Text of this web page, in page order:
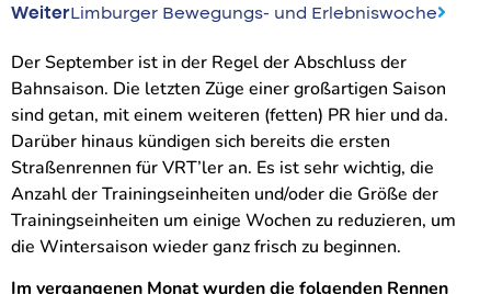
WeiterLimburger Bewegungs- und Erlebniswoche
Der September ist in der Regel der Abschluss der
Bahnsaison. Die letzten Züge einer großartigen Saison
sind getan, mit einem weiteren (fetten) PR hier und da.
Darüber hinaus kündigen sich bereits die ersten
Straßenrennen für VRT’ler an. Es ist sehr wichtig, die
Anzahl der Trainingseinheiten und/oder die Größe der
Trainingseinheiten um einige Wochen zu reduzieren, um
die Wintersaison wieder ganz frisch zu beginnen.
Im vergangenen Monat wurden die folgenden Rennen